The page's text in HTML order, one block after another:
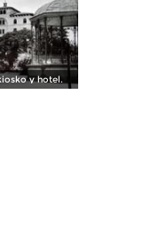
y hotel.